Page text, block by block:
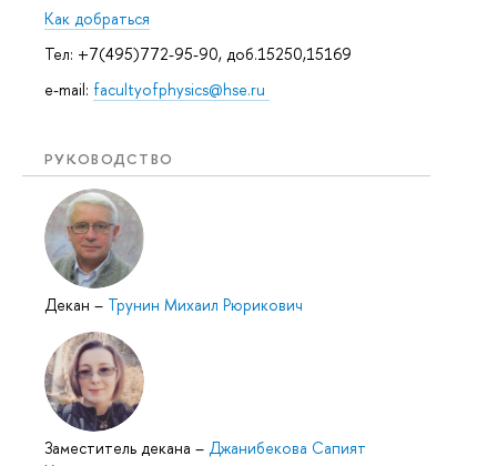
Как добраться
Тел: +7(495)772-95-90, доб.15250,15169
e-mail: facultyofphysics@hse.ru
РУКОВОДСТВО
Декан – Трунин Михаил Рюрикович
Заместитель декана – Джанибекова Сапият